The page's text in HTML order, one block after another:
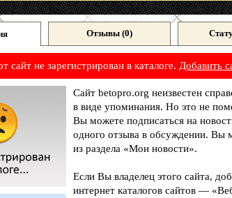
Отзывы (0)
сайт не зарегистрирован в каталоге. Добавить
Сайт betopro.org неизвестен
в виде упоминания. Но это не
Вы можете подписаться на
одного отзыва в обсуждении. Вы
из раздела «Мои новости».
Если Вы владелец этого сайта,
интернет каталогов сайтов —